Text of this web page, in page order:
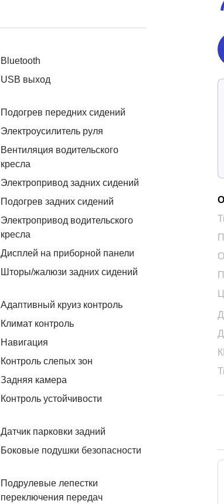
Bluetooth
USB выход
Подогрев передних сидений
Электроусилитель руля
Вентиляция водительского
кресла
Электропривод задних сидений
Подогрев задних сидений
Электропривод водительского
кресла
Дисплей на приборной панели
Шторы/жалюзи задних сидений
Адаптивный круиз контроль
Климат контроль
Навигация
Контроль слепых зон
Задняя камера
Контроль устойчивости
Датчик парковки задний
Боковые подушки безопасности
Подрулевые лепестки
переключения передач